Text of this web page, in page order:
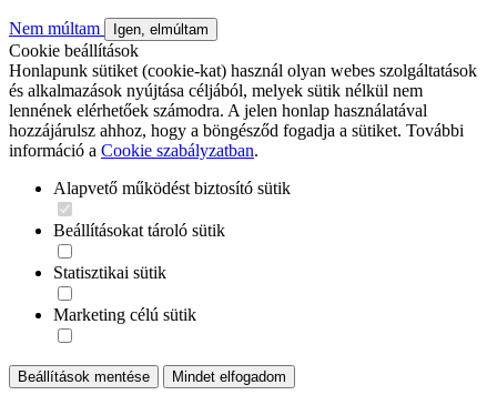
Nem múltam Igen, elmúltam
Cookie beállítások
Honlapunk sütiket (cookie-kat) használ olyan webes szolgáltatások
és alkalmazások nyújtása céljából, melyek sütik nélkül nem
lennének elérhetőek számodra. A jelen honlap használatával
hozzájárulsz ahhoz, hogy a böngésződ fogadja a sütiket. További
információ a Cookie szabályzatban.
Alapvető működést biztosító sütik
Beállításokat tároló sütik
Statisztikai sütik
Marketing célú sütik
Beállítások mentése Mindet elfogadom